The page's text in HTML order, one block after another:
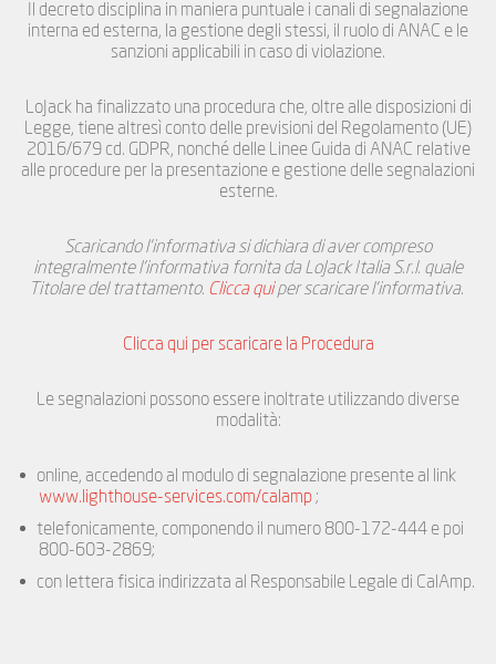
Il decreto disciplina in maniera puntuale i canali di segnalazione
interna ed esterna, la gestione degli stessi, il ruolo di ANAC e le
sanzioni applicabili in caso di violazione.
LoJack ha finalizzato una procedura che, oltre alle disposizioni di
Legge, tiene altresì conto delle previsioni del Regolamento (UE)
2016/679 cd. GDPR, nonché delle Linee Guida di ANAC relative
alle procedure per la presentazione e gestione delle segnalazioni
esterne.
Scaricando l’informativa si dichiara di aver compreso
integralmente l’informativa fornita da LoJack Italia S.r.l. quale
Titolare del trattamento. Clicca quiper scaricare l’informativa.
Clicca qui per scaricare la Procedura
Le segnalazioni possono essere inoltrate utilizzando diverse
modalità:
online, accedendo al modulo di segnalazione presente al link
www.lighthouse-services.com/calamp;
telefonicamente, componendo il numero 800-172-444 e poi
800-603-2869;
con lettera fisica indirizzata al Responsabile Legale di CalAmp.